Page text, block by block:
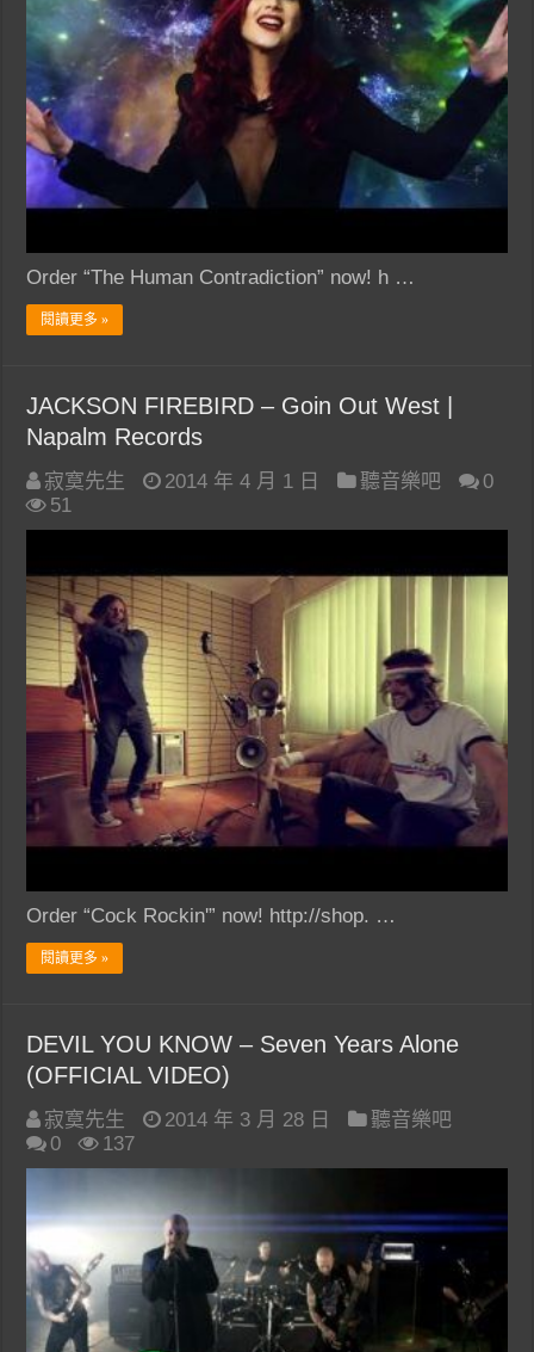
Order “The Human Contradiction” now! h …
閱讀更多 »
JACKSON FIREBIRD – Goin Out West |
Napalm Records
寂寞先生 2014 年 4 月 1 日 聽音樂吧
0
51
Order “Cock Rockin'” now! http://shop. …
閱讀更多 »
DEVIL YOU KNOW – Seven Years Alone
(OFFICIAL VIDEO)
寂寞先生 2014 年 3 月 28 日
聽音樂吧
0
137